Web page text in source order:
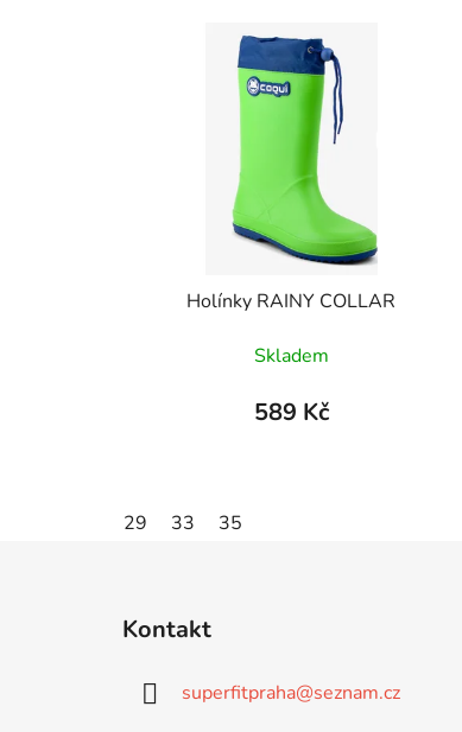
Holínky RAINY COLLAR
Skladem
589 Kč
29 33 35
Kontakt
superfitpraha@seznam.cz